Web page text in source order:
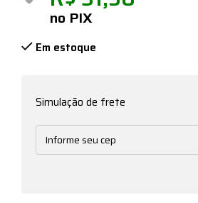
no PIX
Em estoque
Simulação de frete